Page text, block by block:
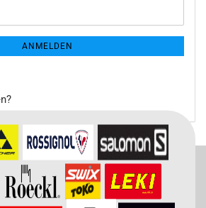
ANMELDEN